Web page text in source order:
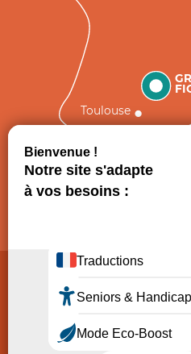
Toulouse
Politique de
Accessibilité :